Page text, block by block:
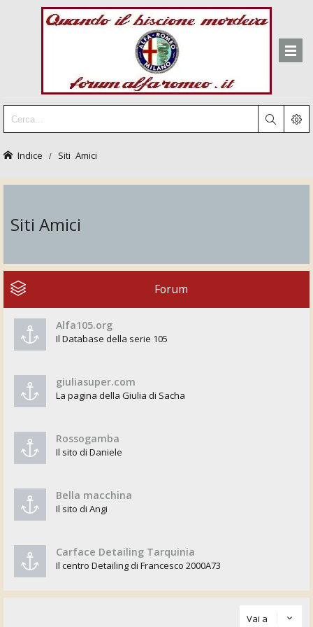
Indice Siti Amici
Siti Amici
Forum
Alfa105.org
Il Database della serie 105
giuliasuper.com
La pagina della Giulia di Sacha
Rossogamba
Il sito di Daniele
Bella macchina
Il sito di Angi
Carface Detailing Tarquinia
Il centro Detailing di Francesco 2000A73
Vai a